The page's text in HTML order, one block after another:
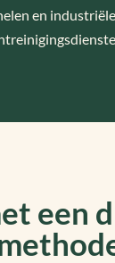
en
een